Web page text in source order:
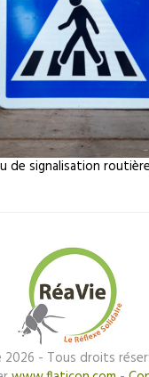
de signalisation
2026 - Tous droits